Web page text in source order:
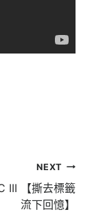
NEXT
III 【撕去標籤
流下回憶】